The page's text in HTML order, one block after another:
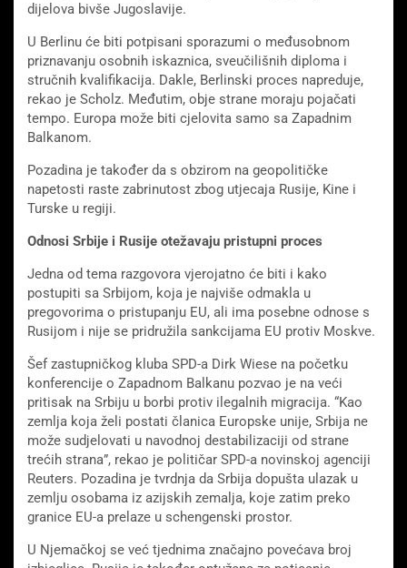
dijelova bivše Jugoslavije.
U Berlinu će biti potpisani sporazumi o međusobnom
priznavanju osobnih iskaznica, sveučilišnih diploma i
stručnih kvalifikacija. Dakle, Berlinski proces napreduje,
rekao je Scholz. Međutim, obje strane moraju pojačati
tempo. Europa može biti cjelovita samo sa Zapadnim
Balkanom.
Pozadina je također da s obzirom na geopolitičke
napetosti raste zabrinutost zbog utjecaja Rusije, Kine i
Turske u regiji.
Odnosi Srbije i Rusije otežavaju pristupni proces
Jedna od tema razgovora vjerojatno će biti i kako
postupiti sa Srbijom, koja je najviše odmakla u
pregovorima o pristupanju EU, ali ima posebne odnose s
Rusijom i nije se pridružila sankcijama EU protiv Moskve.
Šef zastupničkog kluba SPD-a Dirk Wiese na početku
konferencije o Zapadnom Balkanu pozvao je na veći
pritisak na Srbiju u borbi protiv ilegalnih migracija. “Kao
zemlja koja želi postati članica Europske unije, Srbija ne
može sudjelovati u navodnoj destabilizaciji od strane
trećih strana”, rekao je političar SPD-a novinskoj agenciji
Reuters. Pozadina je tvrdnja da Srbija dopušta ulazak u
zemlju osobama iz azijskih zemalja, koje zatim preko
granice EU-a prelaze u schengenski prostor.
U Njemačkoj se već tjednima značajno povećava broj